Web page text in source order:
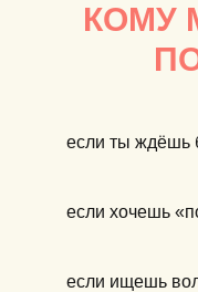
КОМУ
если ты ждёшь
если хочешь
если ищешь